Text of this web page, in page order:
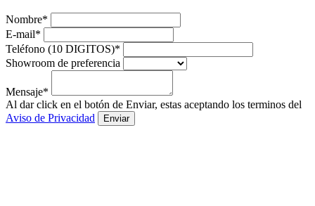
Nombre*
E-mail*
Teléfono (10 DIGITOS)*
Showroom de preferencia
Mensaje*
Al dar click en el botón de Enviar, estas aceptando los terminos del
Aviso de Privacidad